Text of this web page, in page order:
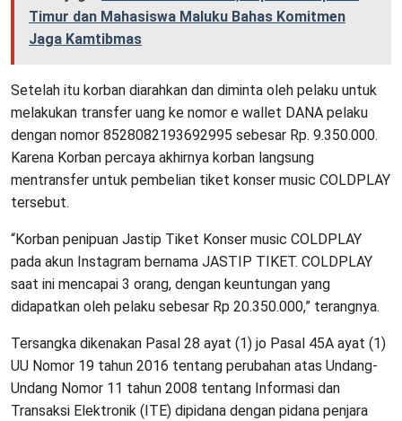
Timur dan Mahasiswa Maluku Bahas Komitmen
Jaga Kamtibmas
Setelah itu korban diarahkan dan diminta oleh pelaku untuk
melakukan transfer uang ke nomor e wallet DANA pelaku
dengan nomor 8528082193692995 sebesar Rp. 9.350.000.
Karena Korban percaya akhirnya korban langsung
mentransfer untuk pembelian tiket konser music COLDPLAY
tersebut.
“Korban penipuan Jastip Tiket Konser music COLDPLAY
pada akun Instagram bernama JASTIP TIKET. COLDPLAY
saat ini mencapai 3 orang, dengan keuntungan yang
didapatkan oleh pelaku sebesar Rp 20.350.000,” terangnya.
Tersangka dikenakan Pasal 28 ayat (1) jo Pasal 45A ayat (1)
UU Nomor 19 tahun 2016 tentang perubahan atas Undang-
Undang Nomor 11 tahun 2008 tentang Informasi dan
Transaksi Elektronik (ITE) dipidana dengan pidana penjara